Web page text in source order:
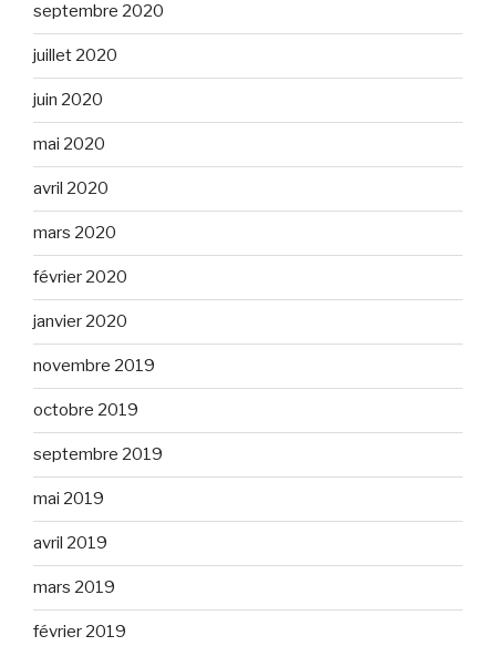
septembre 2020
juillet 2020
juin 2020
mai 2020
avril 2020
mars 2020
février 2020
janvier 2020
novembre 2019
octobre 2019
septembre 2019
mai 2019
avril 2019
mars 2019
février 2019